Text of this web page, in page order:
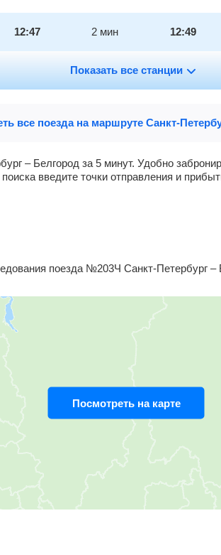
Показать все станции
12:47 2 мин 12:49
54мин 14:20
21:41
все поезда на маршруте Санкт-
– Белгород за 5 минут. Удобно
введите точки отправления и
поезда №203Ч Санкт-Петербург –
Посмотреть на карте